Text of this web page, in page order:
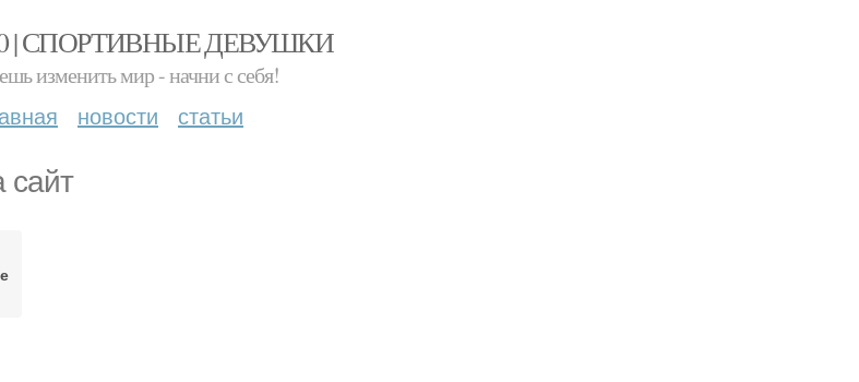
| СПОРТИВНЫЕ ДЕВУШКИ
изменить мир - начни с себя!
новости статьи
сайт